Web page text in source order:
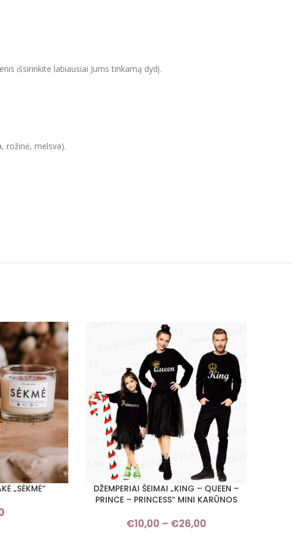
išsirinkite labiausiai Jums tinkamą dydį.
rožinė, melsva).
„SĖKMĖ“ PASIRINKTI SAVYBES
DŽEMPERIAI ŠEIMAI „KING – QUEEN –
PRINCE – PRINCESS“ MINI KARŪNOS
€10,00 – €26,00